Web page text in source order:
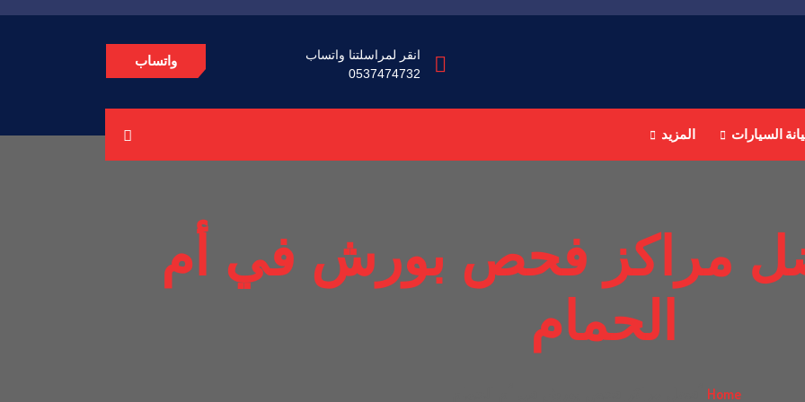
انقر لمراسلتنا واتساب
0537474732
واتساب
السيارات المزيد
مراكز فحص بورش في أم
الحمام
Home